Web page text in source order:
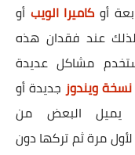
أو كاميرا الويب أو
عند فقدان هذه
مشاكل عديدة
نسخة ويندوز جديدة أو
يميل البعض من
لأول مرة ثم تركها دون